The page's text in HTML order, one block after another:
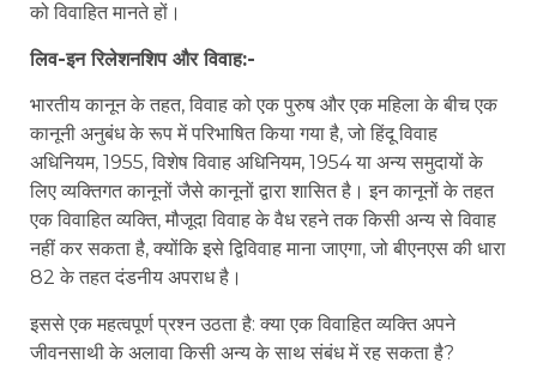
को विवाहित मानते हों।
लिव-इन रिलेशनशिप और विवाह:-
भारतीय कानून के तहत, विवाह को एक पुरुष और एक महिला के बीच एक
कानूनी अनुबंध के रूप में परिभाषित किया गया है, जो हिंदू विवाह
अधिनियम, 1955, विशेष विवाह अधिनियम, 1954 या अन्य समुदायों के
लिए व्यक्तिगत कानूनों जैसे कानूनों द्वारा शासित है। इन कानूनों के तहत
एक विवाहित व्यक्ति, मौजूदा विवाह के वैध रहने तक किसी अन्य से विवाह
नहीं कर सकता है, क्योंकि इसे द्विविवाह माना जाएगा, जो बीएनएस की धारा
82 के तहत दंडनीय अपराध है।
इससे एक महत्वपूर्ण प्रश्न उठता है: क्या एक विवाहित व्यक्ति अपने
जीवनसाथी के अलावा किसी अन्य के साथ संबंध में रह सकता है?